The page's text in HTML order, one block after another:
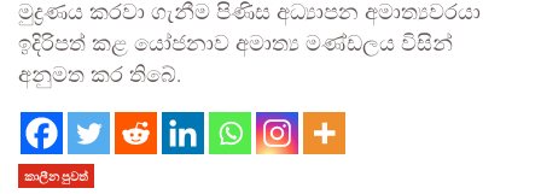
මුද්‍රණය කරවා ගැනීම පිණිස අධ්‍යාපන අමාත්‍යවරයා
ඉදිරිපත් කළ යෝජනාව අමාත්‍ය මණ්ඩලය විසින්
අනුමත කර තිබේ.
කාලීන පුවත්